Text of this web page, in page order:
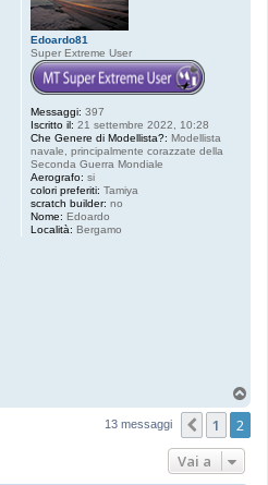
Edoardo81
Super Extreme User
Messaggi: 397
Iscritto il: 21 settembre 2022, 10:28
Che Genere di Modellista?: Modellista
navale, principalmente corazzate della
Seconda Guerra Mondiale
Aerografo: si
colori preferiti: Tamiya
scratch builder: no
Nome: Edoardo
Località: Bergamo
13 messaggi 1 2
Vai a